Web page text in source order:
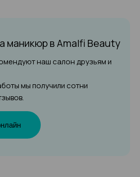
маникюрв Amalfi Beauty
наш салон друзьям и
мы получили сотни